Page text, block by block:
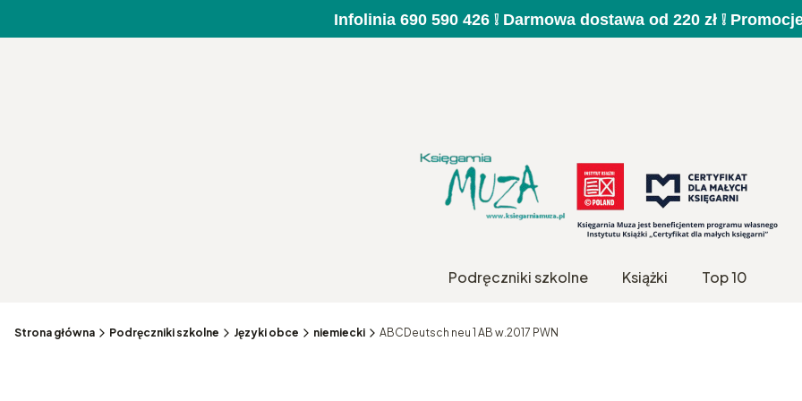
Infolinia 690 590 426 ❕ Darmowa dostawa od 220 zł ❕
Podręczniki szkolne Książki Top 10
Strona główna Podręczniki szkolne Języki obce niemiecki ABCDeutsch neu 1 AB w.2017 PWN